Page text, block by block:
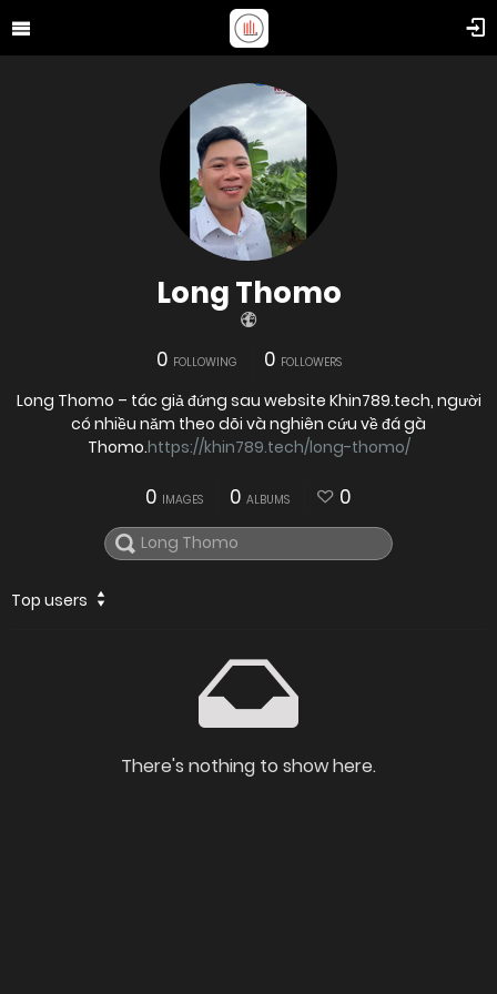
Long Thomo
0 FOLLOWING 0 FOLLOWERS
Long Thomo – tác giả đứng sau website Khin789.tech, người
có nhiều năm theo dõi và nghiên cứu về đá gà
Thomo.https://khin789.tech/long-thomo/
0 IMAGES 0 ALBUMS 0
Top users
There's nothing to show here.